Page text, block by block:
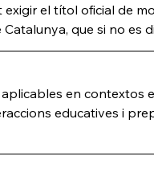
el títol oficial de
que si no es
en contextos
educatives i